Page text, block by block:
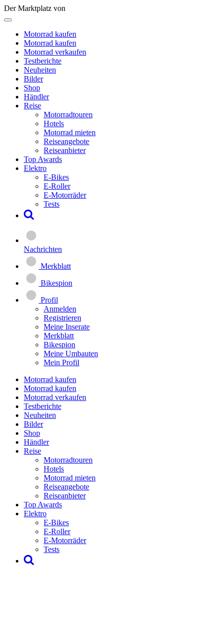
Der Marktplatz von
Motorrad kaufen
Motorrad kaufen
Motorrad verkaufen
Testberichte
Neuheiten
Bilder
Shop
Händler
Reise
Motorradtouren
Hotels
Motorrad mieten
Reiseangebote
Reiseanbieter
Top Awards
Elektro
E-Bikes
E-Roller
E-Motorräder
Tests
Nachrichten
Merkblatt
Bikespion
Profil
Anmelden
Registrieren
Meine Inserate
Merkblatt
Bikespion
Meine Umbauten
Mein Profil
Motorrad kaufen
Motorrad kaufen
Motorrad verkaufen
Testberichte
Neuheiten
Bilder
Shop
Händler
Reise
Motorradtouren
Hotels
Motorrad mieten
Reiseangebote
Reiseanbieter
Top Awards
Elektro
E-Bikes
E-Roller
E-Motorräder
Tests